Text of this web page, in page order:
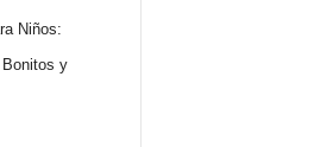
Niños:
Bonitos y